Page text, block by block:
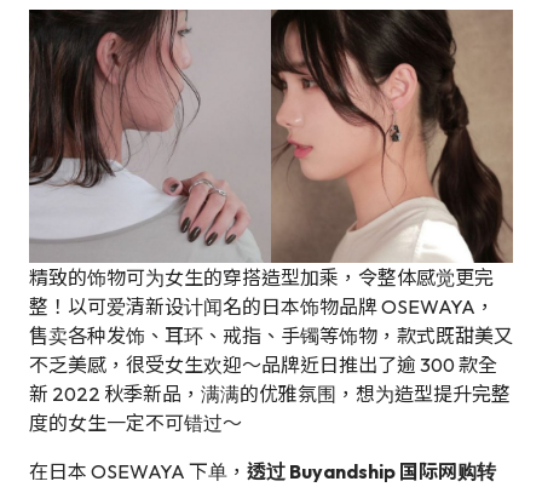
精致的饰物可为女生的穿搭造型加乘，令整体感觉更完
整！以可爱清新设计闻名的日本饰物品牌 OSEWAYA，
售卖各种发饰、耳环、戒指、手镯等饰物，款式既甜美又
不乏美感，很受女生欢迎～品牌近日推出了逾 300 款全
新 2022 秋季新品，满满的优雅氛围，想为造型提升完整
度的女生一定不可错过～
在日本 OSEWAYA 下单， 透过 Buyandship 国际网购转